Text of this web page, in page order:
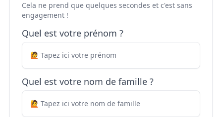
Cela ne prend que quelques secondes et c'est sans
engagement !
Quel est votre prénom ?
Quel est votre nom de famille ?